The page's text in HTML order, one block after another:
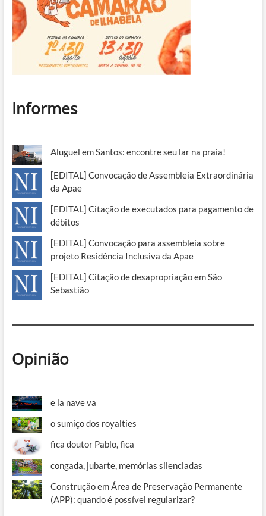
Informes
Aluguel em Santos: encontre seu lar na praia!
[EDITAL] Convocação de Assembleia Extraordinária
da Apae
[EDITAL] Citação de executados para pagamento de
débitos
[EDITAL] Convocação para assembleia sobre
projeto Residência Inclusiva da Apae
[EDITAL] Citação de desapropriação em São
Sebastião
Opinião
e la nave va
o sumiço dos royalties
fica doutor Pablo, fica
congada, jubarte, memórias silenciadas
Construção em Área de Preservação Permanente
(APP): quando é possível regularizar?